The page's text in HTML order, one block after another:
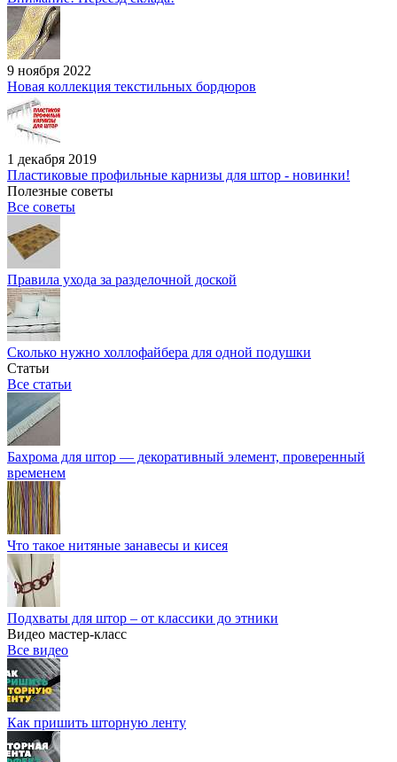
9 ноября 2022
Новая коллекция текстильных бордюров
1 декабря 2019
Пластиковые профильные карнизы для штор - новинки!
Полезные советы
Все советы
Правила ухода за разделочной доской
Сколько нужно холлофайбера для одной подушки
Статьи
Все статьи
Бахрома для штор — декоративный элемент, проверенный
временем
Что такое нитяные занавесы и кисея
Подхваты для штор – от классики до этники
Видео мастер-класс
Все видео
Как пришить шторную ленту